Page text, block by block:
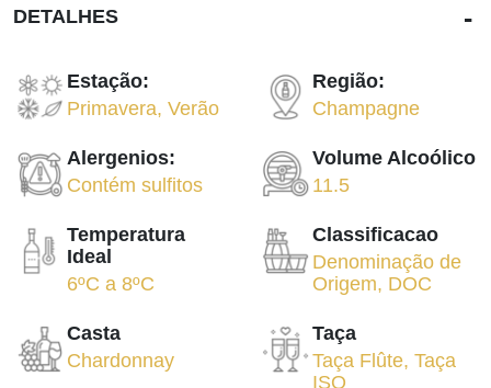
DETALHES -
Estação:
Primavera,Verão
Região:
Champagne
Alergenios:
Contém sulfitos
Volume Alcoólico
11.5
Temperatura
Ideal
6ºC a8ºC
Classificacao
Denominação de
Origem, DOC
Casta
Chardonnay
Taça
Taça Flûte,Taça
ISO